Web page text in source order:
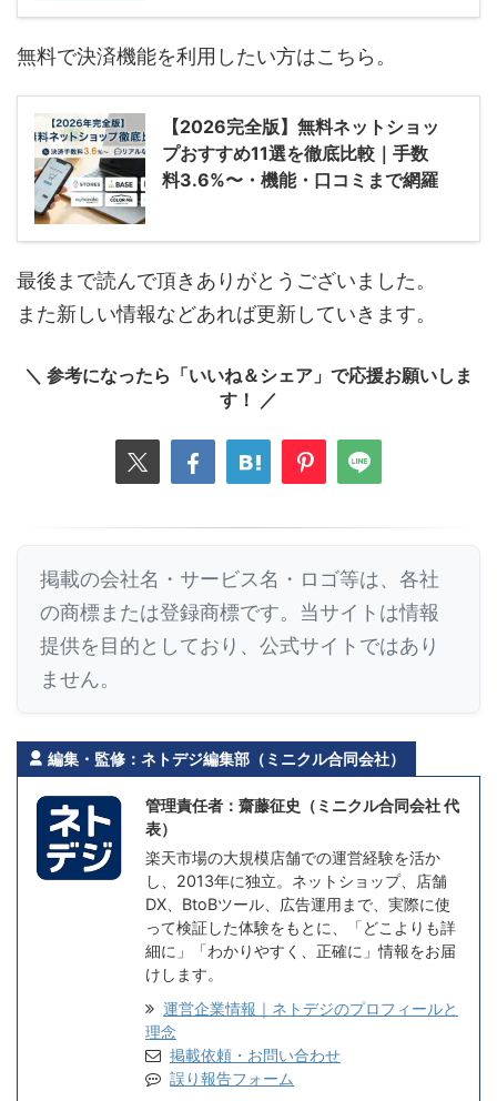
無料で決済機能を利用したい方はこちら。
【2026完全版】無料ネットショッ
プおすすめ11選を徹底比較｜手数
料3.6%〜・機能・口コミまで網羅
最後まで読んで頂きありがとうございました。
また新しい情報などあれば更新していきます。
＼ 参考になったら「いいね＆シェア」で応援お願いしま
す！ ／
掲載の会社名・サービス名・ロゴ等は、各社
の商標または登録商標です。当サイトは情報
提供を目的としており、公式サイトではあり
ません。
編集・監修：ネトデジ編集部（ミニクル合同会社）
管理責任者：齋藤征史（ミニクル合同会社 代
表）
楽天市場の大規模店舗での運営経験を活か
し、2013年に独立。ネットショップ、店舗
DX、BtoBツール、広告運用まで、実際に使
って検証した体験をもとに、「どこよりも詳
細に」「わかりやすく、正確に」情報をお届
けします。
運営企業情報｜ネトデジのプロフィールと
理念
掲載依頼・お問い合わせ
誤り報告フォーム